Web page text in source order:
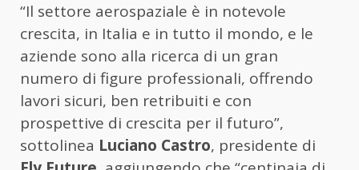
“Il settore aerospaziale è in notevole
crescita, in Italia e in tutto il mondo, e le
aziende sono alla ricerca di un gran
numero di figure professionali, offrendo
lavori sicuri, ben retribuiti e con
prospettive di crescita per il futuro”,
sottolinea Luciano Castro, presidente di